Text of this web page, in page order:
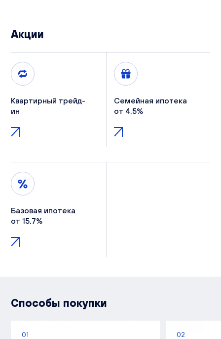
Акции
Квартирный трейд-
ин
Семейная ипотека
от 4,5%
Базовая ипотека
от 15,7%
Способы покупки
01 02